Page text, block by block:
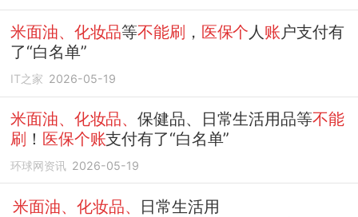
米面油、化妆品等不能刷 ， 医保个人账户支付有
了“白名单”
IT之家 2026-05-19
米面油、化妆品、保健品、日常生活用品等不能
刷 ！ 医保个账支付有了“白名单”
环球网资讯 2026-05-19
米面油、化妆品、
日常生活用